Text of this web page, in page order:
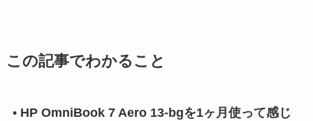
この記事でわかること
• HP OmniBook 7 Aero 13-bgを1ヶ月使って感じ